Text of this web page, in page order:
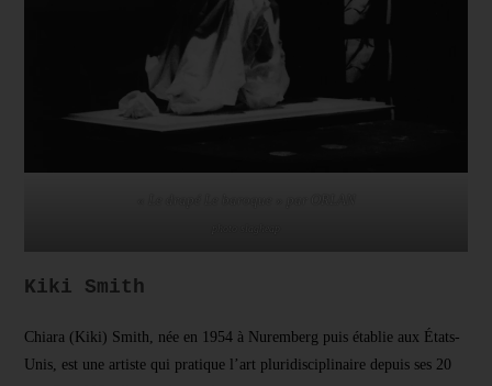
Kiki Smith
Chiara (Kiki) Smith, née en 1954 à Nuremberg puis établie aux États-
Unis, est une artiste qui pratique l’art pluridisciplinaire depuis ses 20